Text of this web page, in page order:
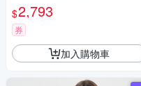
$2,793
券
加入購物車